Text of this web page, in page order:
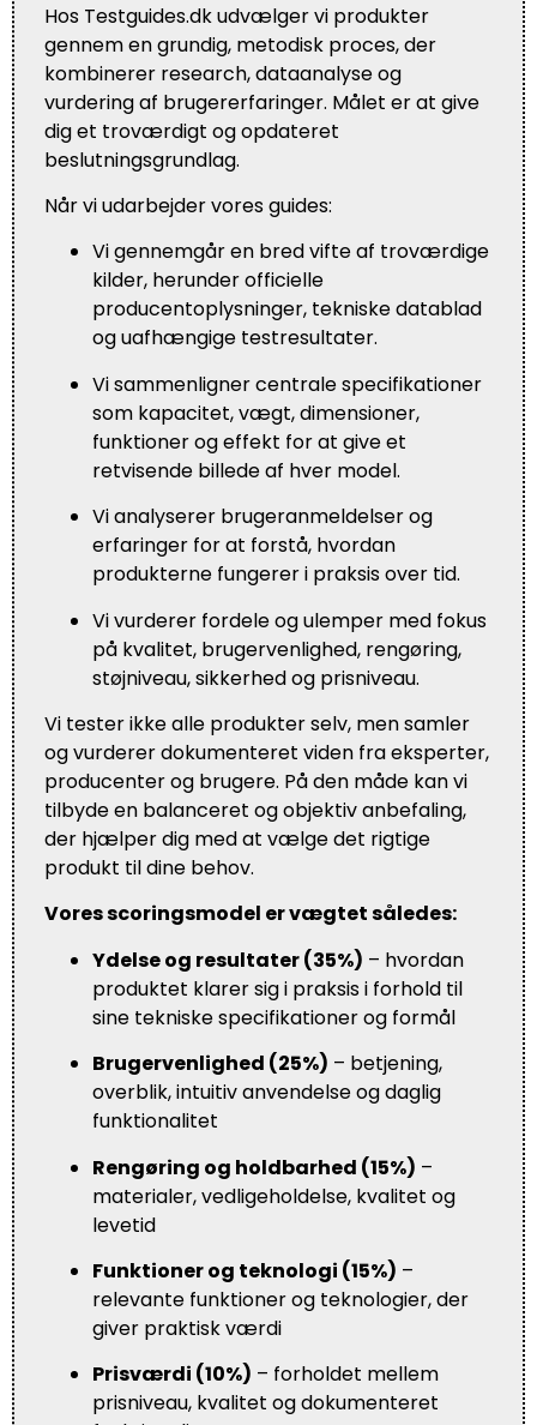
Hos Testguides.dk udvælger vi produkter
gennem en grundig, metodisk proces, der
kombinerer research, dataanalyse og
vurdering af brugererfaringer. Målet er at give
dig et troværdigt og opdateret
beslutningsgrundlag.
Når vi udarbejder vores guides:
Vi gennemgår en bred vifte af troværdige
kilder, herunder officielle
producentoplysninger, tekniske datablad
og uafhængige testresultater.
Vi sammenligner centrale specifikationer
som kapacitet, vægt, dimensioner,
funktioner og effekt for at give et
retvisende billede af hver model.
Vi analyserer brugeranmeldelser og
erfaringer for at forstå, hvordan
produkterne fungerer i praksis over tid.
Vi vurderer fordele og ulemper med fokus
på kvalitet, brugervenlighed, rengøring,
støjniveau, sikkerhed og prisniveau.
Vi tester ikke alle produkter selv, men samler
og vurderer dokumenteret viden fra eksperter,
producenter og brugere. På den måde kan vi
tilbyde en balanceret og objektiv anbefaling,
der hjælper dig med at vælge det rigtige
produkt til dine behov.
Vores scoringsmodel er vægtet således:
Ydelse og resultater (35%) – hvordan
produktet klarer sig i praksis i forhold til
sine tekniske specifikationer og formål
Brugervenlighed (25%) – betjening,
overblik, intuitiv anvendelse og daglig
funktionalitet
Rengøring og holdbarhed (15%) –
materialer, vedligeholdelse, kvalitet og
levetid
Funktioner og teknologi (15%) –
relevante funktioner og teknologier, der
giver praktisk værdi
Prisværdi (10%) – forholdet mellem
prisniveau, kvalitet og dokumenteret